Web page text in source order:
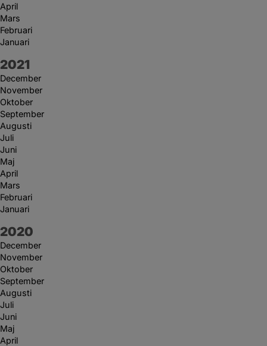
April
Mars
Februari
Januari
År:
2021
December
November
Oktober
September
Augusti
Juli
Juni
Maj
April
Mars
Februari
Januari
År:
2020
December
November
Oktober
September
Augusti
Juli
Juni
Maj
April